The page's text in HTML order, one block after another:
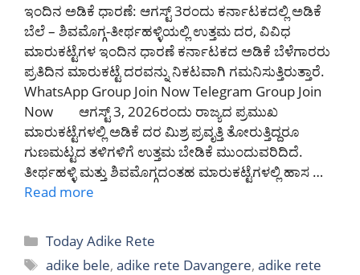
ಇಂದಿನ ಅಡಿಕೆ ಧಾರಣೆ: ಆಗಸ್ಟ್ 3ರಂದು ಕರ್ನಾಟಕದಲ್ಲಿ ಅಡಿಕೆ
ಬೆಲೆ – ಶಿವಮೊಗ್ಗ-ತೀರ್ಥಹಳ್ಳಿಯಲ್ಲಿ ಉತ್ತಮ ದರ, ವಿವಿಧ
ಮಾರುಕಟ್ಟೆಗಳ ಇಂದಿನ ಧಾರಣೆ ಕರ್ನಾಟಕದ ಅಡಿಕೆ ಬೆಳೆಗಾರರು
ಪ್ರತಿದಿನ ಮಾರುಕಟ್ಟೆ ದರವನ್ನು ನಿಕಟವಾಗಿ ಗಮನಿಸುತ್ತಿರುತ್ತಾರೆ.
WhatsApp Group Join Now Telegram Group Join
Now ಆಗಸ್ಟ್ 3, 2026ರಂದು ರಾಜ್ಯದ ಪ್ರಮುಖ
ಮಾರುಕಟ್ಟೆಗಳಲ್ಲಿ ಅಡಿಕೆ ದರ ಮಿಶ್ರ ಪ್ರವೃತ್ತಿ ತೋರುತ್ತಿದ್ದರೂ
ಗುಣಮಟ್ಟದ ತಳಿಗಳಿಗೆ ಉತ್ತಮ ಬೇಡಿಕೆ ಮುಂದುವರಿದಿದೆ.
ತೀರ್ಥಹಳ್ಳಿ ಮತ್ತು ಶಿವಮೊಗ್ಗದಂತಹ ಮಾರುಕಟ್ಟೆಗಳಲ್ಲಿ ಹಾಸ …
Read more
Categories
Today Adike Rete
Tags
adike bele,adike rete Davangere,adike rete